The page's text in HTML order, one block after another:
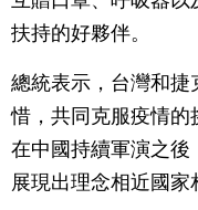
扶持的好夥伴。
總統表示，台灣和捷
惜，共同克服疫情的
在中國持續軍演之後
展現出理念相近國家